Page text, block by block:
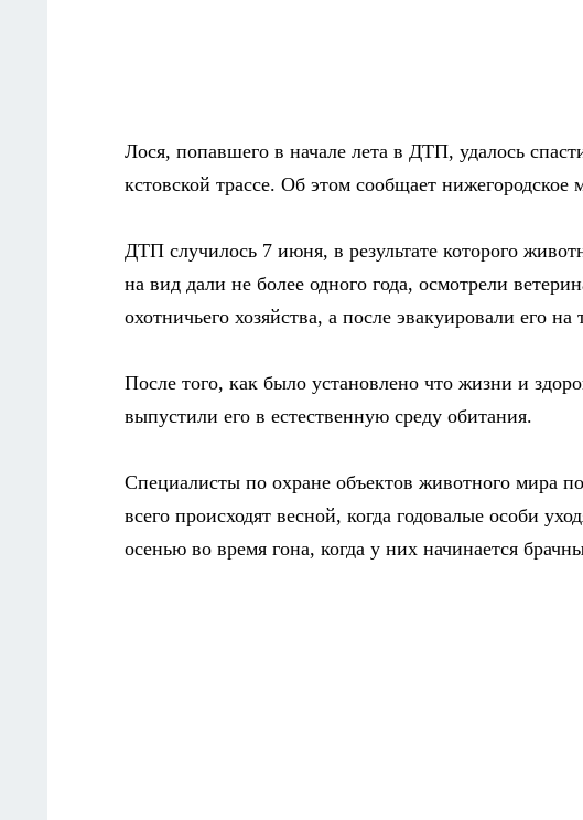
Лося, попавшего в начале лета в ДТП, удалось
кстовской трассе. Об этом сообщает нижегородское
ДТП случилось 7 июня, в результате которого
на вид дали не более одного года, осмотрели
охотничьего хозяйства, а после эвакуировали его
После того, как было установлено что жизни и
выпустили его в естественную среду обитания.
Специалисты по охране объектов животного мира
всего происходят весной, когда годовалые особи
осенью во время гона, когда у них начинается